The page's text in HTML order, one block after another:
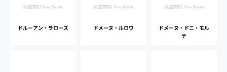
ドルーアン・ラローズ ドメーヌ・ルロワ
ドメーヌ・ドニ・モル
テ